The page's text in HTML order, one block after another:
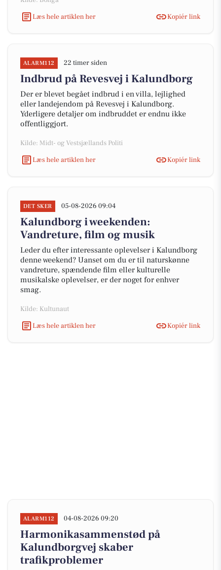
Læs hele artiklen her
Kopiér link
ALARM112 22 timer siden
Indbrud på Revesvej i Kalundborg
Der er blevet begået indbrud i en villa, lejlighed
eller landejendom på Revesvej i Kalundborg.
Yderligere detaljer om indbruddet er endnu ikke
offentliggjort.
Kilde: Midt- og Vestsjællands Politi
Læs hele artiklen her
Kopiér link
DET SKER 05-08-2026 09:04
Kalundborg i weekenden:
Vandreture, film og musik
Leder du efter interessante oplevelser i Kalundborg
denne weekend? Uanset om du er til naturskønne
vandreture, spændende film eller kulturelle
musikalske oplevelser, er der noget for enhver
smag.
Kilde: Kultunaut
Læs hele artiklen her
Kopiér link
ALARM112 04-08-2026 09:20
Harmonikasammenstød på
Kalundborgvej skaber
trafikproblemer